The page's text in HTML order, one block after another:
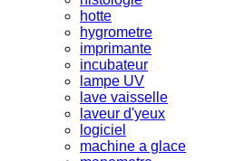
hotte
hygrometre
imprimante
incubateur
lampe UV
lave vaisselle
laveur d'yeux
logiciel
machine a glace